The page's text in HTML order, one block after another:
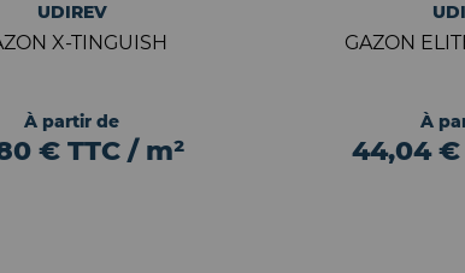
UDIREV
X-TINGUISH
À partir de
€ TTC / m²
GAZON
À
44,04 €